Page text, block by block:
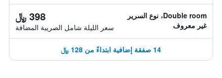
Double room، نوع السرير
غير معروف
398 ﷼
سعر الليلة شامل الصريبة المضافة
14 صفقة إضافية ابتداءً من 128 ﷼